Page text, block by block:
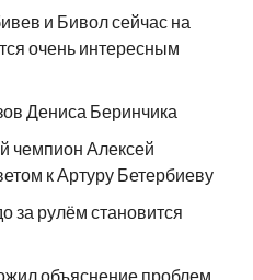
и Бивол сейчас на
очень интересным
Дениса Беринчика
чемпион Алексей
к Артуру Бетербиеву
за рулём становится
объяснение проблем